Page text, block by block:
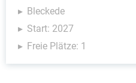
Bleckede
Start: 2027
Freie Plätze: 1